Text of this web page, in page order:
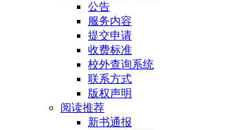
公告
服务内容
提交申请
收费标准
校外查询系统
联系方式
版权声明
阅读推荐
新书通报